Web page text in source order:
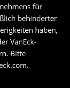
für
behinderter
haben,
VanEck-
Bitte
.